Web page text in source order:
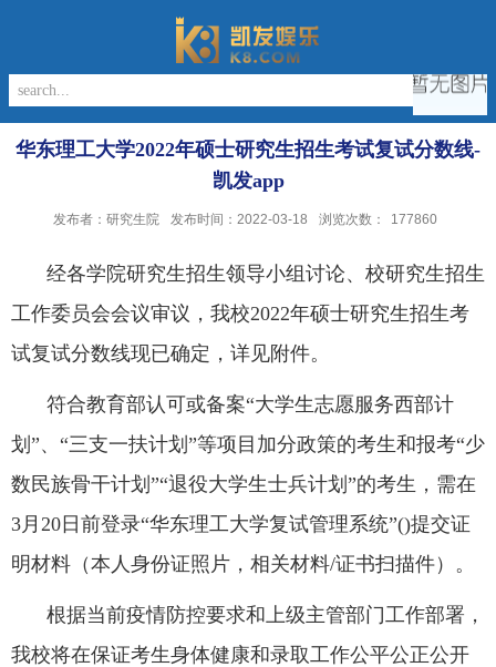
华东理工大学2022年硕士研究生招生考试复试分数线-
凯发app
发布者：研究生院 发布时间：2022-03-18 浏览次数： 177860
经各学院研究生招生领导小组讨论、校研究生招生
工作委员会会议审议，我校2022年硕士研究生招生考
试复试分数线现已确定，详见附件。
符合教育部认可或备案“大学生志愿服务西部计
划”、“三支一扶计划”等项目加分政策的考生和报考“少
数民族骨干计划 ”“退役大学生士兵计划 ”的考生，需在
3月 20 日前登录“华东理工大学复试管理系统”()提交证
明材料（本人身份证照片，相关材料/证书扫描件）。
根据当前疫情防控要求和上级主管部门工作部署，
我校将在保证考生身体健康和录取工作公平公正公开